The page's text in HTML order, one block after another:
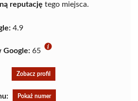
reputację tego miejsca.
4.9
Google: 65
Zobacz profil
Pokaż numer